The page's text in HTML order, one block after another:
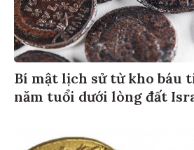
Bí mật lịch sử từ kho báu
năm tuổi dưới lòng đất